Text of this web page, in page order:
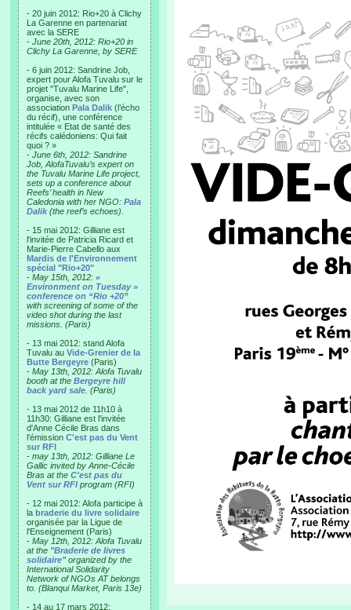
- 20 juin 2012: Rio+20 à Clichy
La Garenne en partenariat
avec la SERE
- June 20th, 2012: Rio+20 in
Clichy La Garenne, by SERE
- 6 juin 2012: Sandrine Job,
expert pour Alofa Tuvalu sur le
projet "Tuvalu Marine Life",
organise, avec son
association Pala Dalik (l’écho
du récif), une conférence
intitulée « Etat de santé des
récifs calédoniens: Qui fait
quoi ? »
- June 6th, 2012: Sandrine
Job, AlofaTuvalu’s expert on
the Tuvalu Marine Life project,
sets up a conference about
Reefs’ health in New
Caledonia with her NGO: Pala
Dalik (the reef’s echoes).
- 15 mai 2012: Gilliane est
l'invitée de Patricia Ricard et
Marie-Pierre Cabello aux
Mardis de l'Environnement
spécial "Rio+20"
- May 15th, 2012: «
Environment on Tuesday »
conference on “Rio +20”
with screening of some of the
video shot during the last
missions. (Paris)
- 13 mai 2012: stand Alofa
Tuvalu au Vide-Grenier de la
Butte Bergeyre (Paris)
- May 13th, 2012: Alofa Tuvalu
booth at the Bergeyre hill
back yard sale . (Paris)
- 13 mai 2012 de 11h10 à
11h30: Gilliane est l'invitée
d'Anne Cécile Bras dans
l'émission C'est pas du Vent
sur RFI
- may 13th, 2012: Gilliane Le
Gallic invited by Anne-Cécile
Bras at the C'est pas du
Vent sur RFI program (RFI)
- 12 mai 2012: Alofa participe à
la braderie du livre solidaire
organisée par la Ligue de
l'Enseignement (Paris)
- May 12th, 2012: Alofa Tuvalu
at the "Braderie de livres
solidaire"organized by the
International Solidarity
Network of NGOs AT belongs
to. (Blanqui Market, Paris 13e)
- 14 au 17 mars 2012: